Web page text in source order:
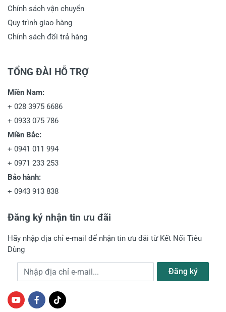
Chính sách vận chuyển
Quy trình giao hàng
Chính sách đổi trả hàng
TỔNG ĐÀI HỖ TRỢ
Miền Nam:
+ 028 3975 6686
+ 0933 075 786
Miền Bắc:
+ 0941 011 994
+ 0971 233 253
Bảo hành:
+ 0943 913 838
Đăng ký nhận tin ưu đãi
Hãy nhập địa chỉ e-mail để nhận tin ưu đãi từ Kết Nối Tiêu
Dùng
Địa chỉ e-mail Đăng ký